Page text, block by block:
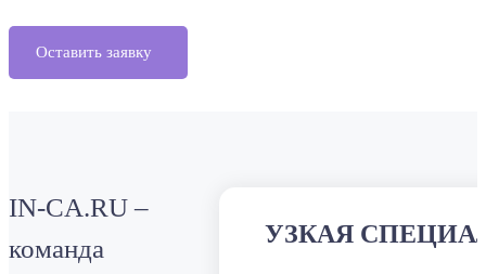
Оставить заявку
IN-CA.RU –
команда
УЗКАЯ